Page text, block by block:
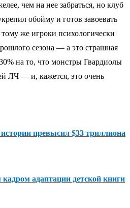
чем на нее забраться, но клуб
обойму и готов завоевать
же игроки психологически
сезона — а это страшная
на то, что монстры Гвардиолы
ЛЧ — и, кажется, это очень
превысил $33 триллиона
адаптации детской книги